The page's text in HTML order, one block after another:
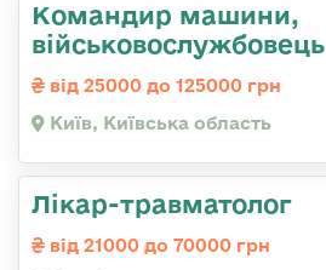
Командир машини,
військовослужбовець
від 25000 до 125000 грн
Київ, Київська область
Лікар-травматолог
від 21000 до 70000 грн